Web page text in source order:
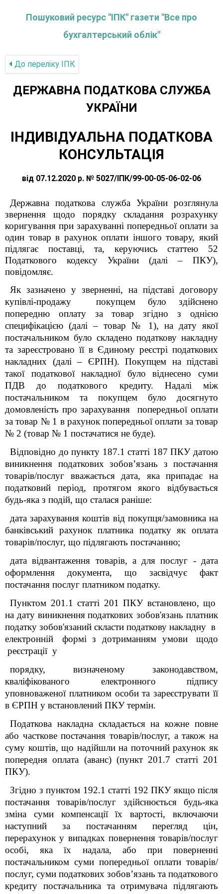
Пошуковий ресурс "ІПК" газети "Все про
бухгалтерський облік"
До переліку IПК
ДЕРЖАВНА ПОДАТКОВА СЛУЖБА
УКРАЇНИ
ІНДИВІДУАЛЬНА ПОДАТКОВА
КОНСУЛЬТАЦІЯ
від 07.12.2020 р. № 5027/ІПК/99-00-05-06-02-06
Державна податкова служба України розглянула
звернення щодо порядку складання розрахунку
коригування при зарахуванні попередньої оплати за
один товар в рахунок оплати іншого товару, який
підлягає поставці, та, керуючись статтею 52
Податкового кодексу України (далі – ПКУ),
повідомляє.
Як зазначено у зверненні, на підставі договору
купівлі-продажу покупцем було здійснено
попередню оплату за товар згідно з однією
специфікацією (далі – товар № 1), на дату якої
постачальником було складено податкову накладну
та зареєстровано її в Єдиному реєстрі податкових
накладних (далі – ЄРПН). Покупцем на підставі
такої податкової накладної було віднесено суми
ПДВ до податкового кредиту. Надалі між
постачальником та покупцем було досягнуто
домовленість про зарахування попередньої оплати
за товар № 1 в рахунок попередньої оплати за товар
№ 2 (товар № 1 постачатися не буде).
Відповідно до пункту 187.1 статті 187 ПКУ датою
виникнення податкових зобов’язань з постачання
товарів/послуг вважається дата, яка припадає на
податковий період, протягом якого відбувається
будь-яка з подій, що сталася раніше:
дата зарахування коштів від покупця/замовника на
банківський рахунок платника податку як оплата
товарів/послуг, що підлягають постачанню;
дата відвантаження товарів, а для послуг - дата
оформлення документа, що засвідчує факт
постачання послуг платником податку.
Пунктом 201.1 статті 201 ПКУ встановлено, що
на дату виникнення податкових зобов'язань платник
податку зобов'язаний скласти податкову накладну в
електронній формі з дотриманням умови щодо
реєстрації у
порядку, визначеному законодавством,
кваліфікованого електронного підпису
уповноваженої платником особи та зареєструвати її
в ЄРПН у встановлений ПКУ термін.
Податкова накладна складається на кожне повне
або часткове постачання товарів/послуг, а також на
суму коштів, що надійшли на поточний рахунок як
попередня оплата (аванс) (пункт 201.7 статті 201
ПКУ).
Згідно з пунктом 192.1 статті 192 ПКУ якщо після
постачання товарів/послуг здійснюється будь-яка
зміна суми компенсації їх вартості, включаючи
наступний за постачанням перегляд цін,
перерахунок у випадках повернення товарів/послуг
особі, яка їх надала, або при поверненні
постачальником суми попередньої оплати товарів/
послуг, суми податкових зобов’язань та податкового
кредиту постачальника та отримувача підлягають